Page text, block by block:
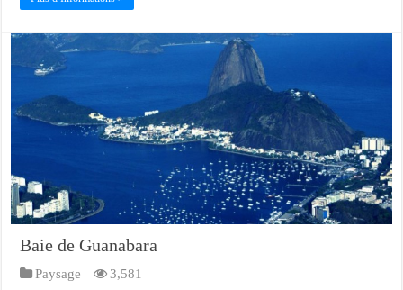
Baie de Guanabara
Paysage 3,581